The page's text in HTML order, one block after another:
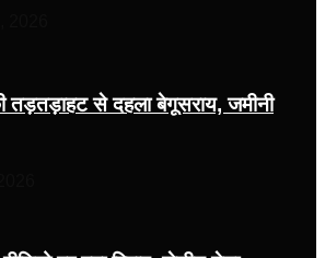
तड़तड़ाहट से दहला बेगूसराय, जमीनी